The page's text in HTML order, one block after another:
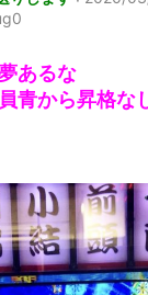
あるな
青から昇格な